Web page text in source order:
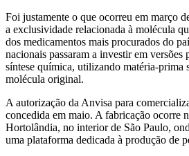
Foi justamente o que ocorreu em março
a exclusividade relacionada à molécula
dos medicamentos mais procurados do
nacionais passaram a investir em versões
síntese química, utilizando matéria-prima
molécula original.
A autorização da Anvisa para
concedida em maio. A fabricação ocorre
Hortolândia, no interior de São Paulo,
uma plataforma dedicada à produção de